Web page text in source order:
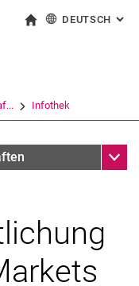
direkt zu: Inhalt
direkt zu: Suche
direkt zu:
Link in einem
DEUTSCH :
Infothek